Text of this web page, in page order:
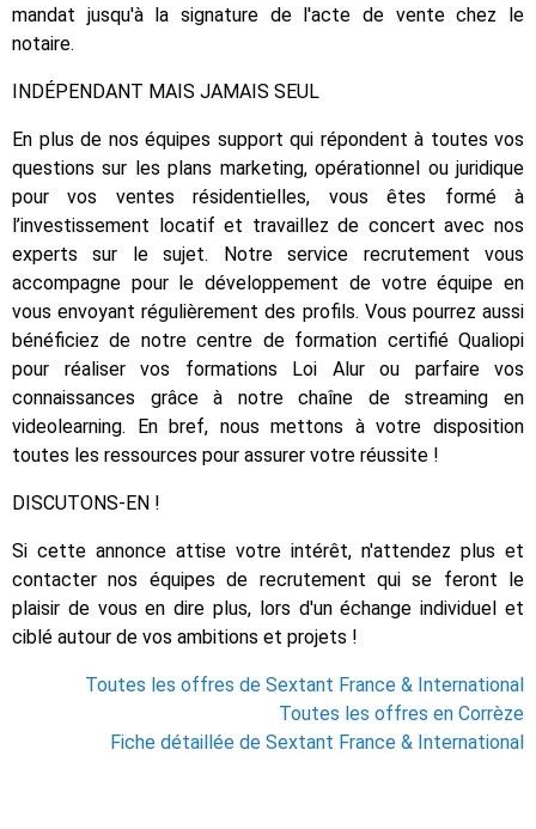
mandat jusqu'à la signature de l'acte de vente chez le
notaire.
INDÉPENDANT MAIS JAMAIS SEUL
En plus de nos équipes support qui répondent à toutes vos
questions sur les plans marketing, opérationnel ou juridique
pour vos ventes résidentielles, vous êtes formé à
l’investissement locatif et travaillez de concert avec nos
experts sur le sujet. Notre service recrutement vous
accompagne pour le développement de votre équipe en
vous envoyant régulièrement des profils. Vous pourrez aussi
bénéficiez de notre centre de formation certifié Qualiopi
pour réaliser vos formations Loi Alur ou parfaire vos
connaissances grâce à notre chaîne de streaming en
videolearning. En bref, nous mettons à votre disposition
toutes les ressources pour assurer votre réussite !
DISCUTONS-EN !
Si cette annonce attise votre intérêt, n'attendez plus et
contacter nos équipes de recrutement qui se feront le
plaisir de vous en dire plus, lors d'un échange individuel et
ciblé autour de vos ambitions et projets !
Toutes les offres de Sextant France & International
Toutes les offres en Corrèze
Fiche détaillée de Sextant France & International